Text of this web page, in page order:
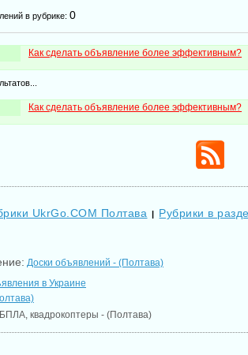
в рубрике: 0
Как сделать объявление более эффективным?
Как сделать объявление более эффективным?
UkrGo.COM Полтава | Рубрики в
Доски объявлений - (Полтава)
в Украине
квадрокоптеры - (Полтава)